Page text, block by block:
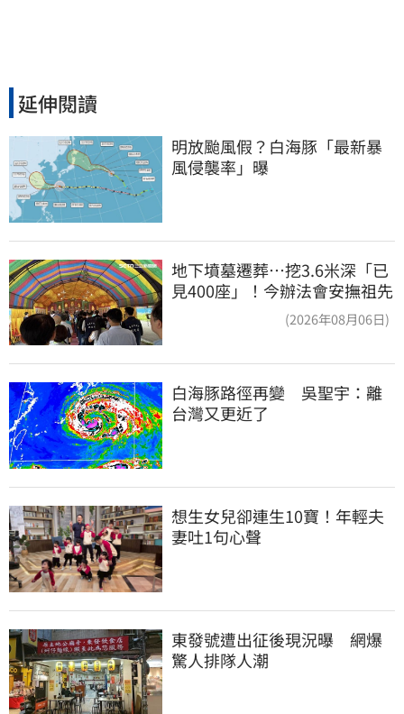
延伸閱讀
明放颱風假？白海豚「最新暴
風侵襲率」曝
地下墳墓遷葬…挖3.6米深「已
見400座」！今辦法會安撫祖先
(2026年08月06日)
白海豚路徑再變　吳聖宇：離
台灣又更近了
想生女兒卻連生10寶！年輕夫
妻吐1句心聲
東發號遭出征後現況曝　網爆
驚人排隊人潮